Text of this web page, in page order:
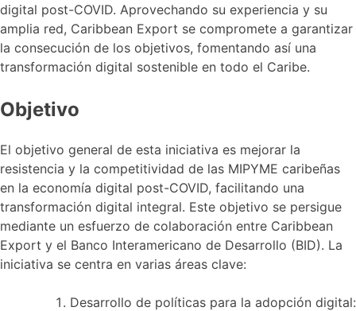
digital post-COVID. Aprovechando su experiencia y su
amplia red, Caribbean Export se compromete a garantizar
la consecución de los objetivos, fomentando así una
transformación digital sostenible en todo el Caribe.
Objetivo
El objetivo general de esta iniciativa es mejorar la
resistencia y la competitividad de las MIPYME caribeñas
en la economía digital post-COVID, facilitando una
transformación digital integral. Este objetivo se persigue
mediante un esfuerzo de colaboración entre Caribbean
Export y el Banco Interamericano de Desarrollo (BID). La
iniciativa se centra en varias áreas clave:
Desarrollo de políticas para la adopción digital: